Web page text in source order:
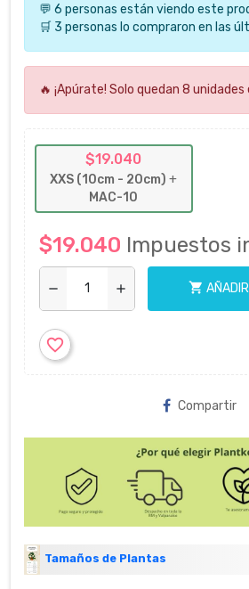
💬 6 personas están viendo este
🛒 3 personas lo compraron en las
🔥 ¡Apúrate! Solo quedan 8
$19.040
XXS (10cm - 20cm)+
MAC-10
$19.040 Impuestos
remove add shopping_cart
favorite_border
Compartir
Tamaños de Plantas